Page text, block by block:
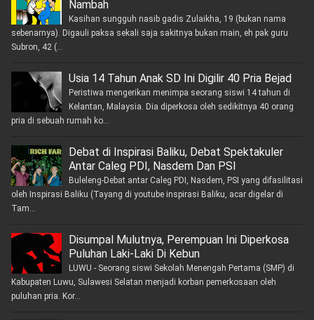
Nambah
Kasihan sungguh nasib gadis Zulaikha, 19 (bukan nama
sebenarnya). Digauli paksa sekali saja sakitnya bukan main, eh pak guru
Subron, 42 (...
Usia 14 Tahun Anak SD Ini Digilir 40 Pria Bejad
Peristiwa mengerikan menimpa seorang siswi 14 tahun di
Kelantan, Malaysia. Dia diperkosa oleh sedikitnya 40 orang
pria di sebuah rumah ko...
Debat di Inspirasi Baliku, Debat Spektakuler
Antar Caleg PDI, Nasdem Dan PSI
Buleleng-Debat antar Caleg PDI, Nasdem, PSI yang difasilitasi
oleh Inspirasi Baliku (Tayang di youtube inspirasi Baliku, acar digelar di
Tam...
Disumpal Mulutnya, Perempuan Ini Diperkosa
Puluhan Laki-Laki Di Kebun
LUWU - Seorang siswi Sekolah Menengah Pertama (SMP) di
Kabupaten Luwu, Sulawesi Selatan menjadi korban pemerkosaan oleh
puluhan pria. Kor...